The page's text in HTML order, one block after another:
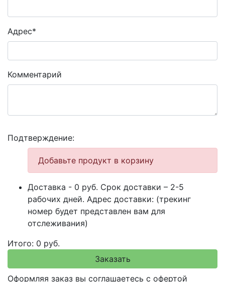
Адрес*
Комментарий
Подтверждение:
Добавьте продукт в корзину
Доставка - 0 руб. Срок доставки – 2-5
рабочих дней. Адрес доставки: (трекинг
номер будет представлен вам для
отслеживания)
Итого: 0 руб.
Оформляя заказ вы соглашаетесь с офертой